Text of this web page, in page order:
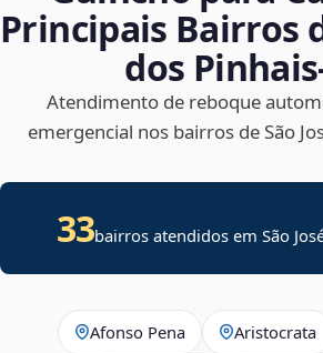
Principais Bairros
dos
Atendimento de reboque
emergencial nos bairros de São
33bairros atendidos emSão
Afonso Pena Aristocrata